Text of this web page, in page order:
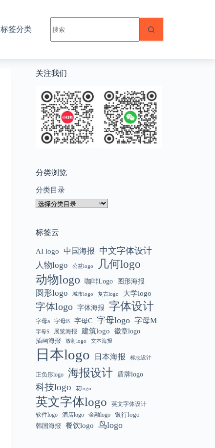
标签分类
结
果
关注我们
分类浏览
分类目录
标签云
AI logo 中国海报 中文字体设计
人物logo 公益logo
几何logo
动物logo
咖啡Logo 图形海报
圆形logo 城市logo 复古logo 大学logo
字体logo 字体海报 字体设计
字母a 字母B 字母C 字母logo 字母M
字母S 展览海报 建筑logo 徽章logo
插画海报 放射logo 文本海报
日本logo 日本海报 标志设计
正负形logo 海报设计 盾牌logo
科技logo 花logo
英文字体logo
英文字体设计
软件logo
酒店logo 金融logo
银行logo
韩国海报
餐饮logo 鸟logo